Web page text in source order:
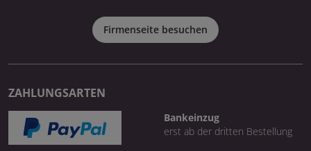
Firmenseite besuchen
ZAHLUNGSARTEN
Bankeinzug
erst ab der dritten Bestellung